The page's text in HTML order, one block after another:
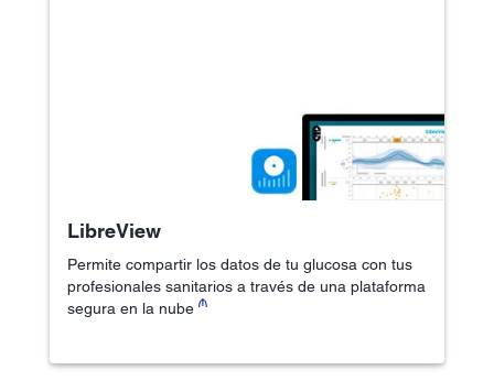
LibreView
Permite compartir los datos de tu glucosa con tus
profesionales sanitarios a través de una plataforma
segura en la nube ₼